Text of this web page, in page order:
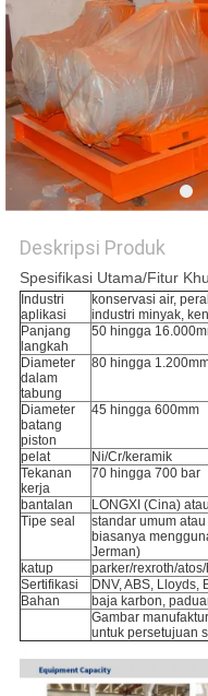
Deskripsi Produk
Spesifikasi Utama/Fitur
Industri
aplikasi
konservasi air,
industri minyak,
Panjang
langkah
50 hingga
Diameter
dalam
tabung
80 hingga
Diameter
batang
piston
45 hingga 600mm
pelat
Ni/Cr/keramik
Tekanan
kerja
70 hingga 700 bar
bantalan
LONGXI (Cina)
Tipe seal
standar umum
biasanya
Jerman)
katup
parker/rexroth/
Sertifikasi
DNV, ABS, Lloyds,
Bahan
baja karbon,
Gambar
untuk persetujuan